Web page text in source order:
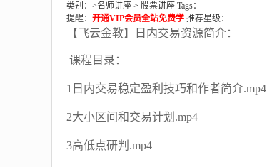
类别：>名师讲座 > 股票讲座 Tags：
提醒： 开通VIP会员全站免费学 推荐星级：
【飞云金教】日内交易资源简介：
课程目录：
1日内交易稳定盈利技巧和作者简介.mp4
2大小区间和交易计划.mp4
3高低点研判.mp4